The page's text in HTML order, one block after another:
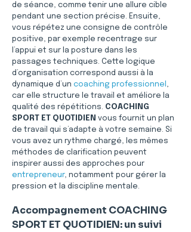
de séance, comme tenir une allure cible
pendant une section précise. Ensuite,
vous répétez une consigne de contrôle
positive, par exemple recentrage sur
l’appui et sur la posture dans les
passages techniques. Cette logique
d’organisation correspond aussi à la
dynamique d’un coaching professionnel ,
car elle structure le travail et améliore la
qualité des répétitions. COACHING
SPORT ET QUOTIDIEN vous fournit un plan
de travail qui s’adapte à votre semaine. Si
vous avez un rythme chargé, les mêmes
méthodes de clarification peuvent
inspirer aussi des approches pour
entrepreneur, notamment pour gérer la
pression et la discipline mentale.
Accompagnement COACHING
SPORT ET QUOTIDIEN: un suivi